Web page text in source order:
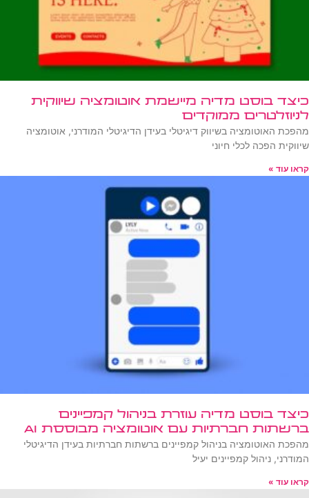
כיצד בוסט מדיה מיישמת אוטומציה שיווקית
לניוזלטרים ממוקדים
מהפכת האוטומציה בשיווק דיגיטלי בעידן הדיגיטלי המודרני, אוטומציה
שיווקית הפכה לכלי חיוני
קראו עוד »
כיצד בוסט מדיה עוזרת בניהול קמפיינים
ברשתות חברתיות עם אוטומציה מבוססת AI
מהפכת האוטומציה בניהול קמפיינים ברשתות חברתיות בעידן הדיגיטלי
המודרני, ניהול קמפיינים יעיל
קראו עוד »